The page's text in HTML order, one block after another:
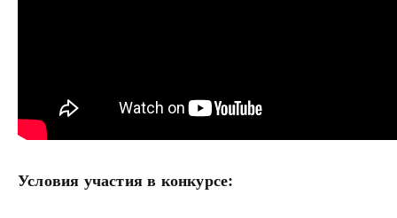
Условия участия в конкурсе: